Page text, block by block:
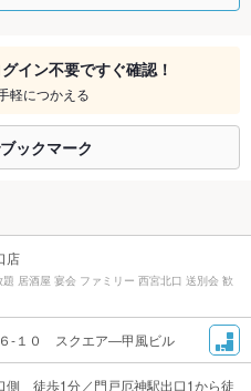
イン不要ですぐ確認！
軽につかえる
ックマーク
店
居酒屋 宴会 ファミリー 西宮北口 送別会 歓
‐１０ スクエア―甲風ビル
徒歩1分／門戸厄神駅出口1から徒